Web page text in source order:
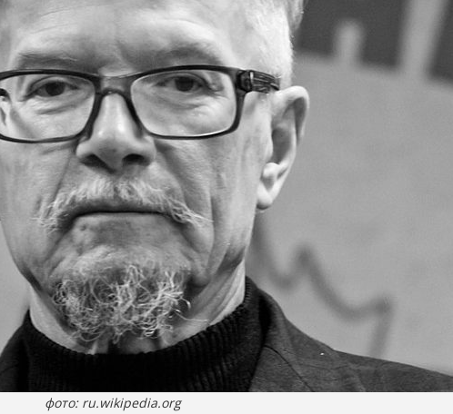
фото: ru.wikipedia.org